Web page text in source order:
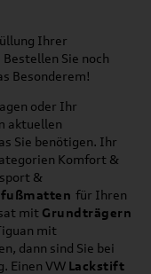
Ihrer
Sie noch
Besonderem!
oder Ihr
aktuellen
Sie benötigen. Ihr
Komfort &
&
für Ihren
mit Grundträgern
mit
dann sind Sie bei
Einen VW Lackstift